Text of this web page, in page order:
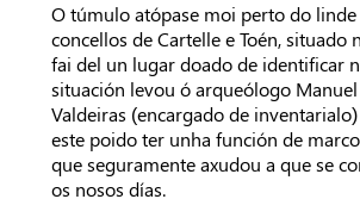
O túmulo atópase moi perto do linde
concellos de Cartelle e Toén, situado
fai del un lugar doado de identificar
situación levou ó arqueólogo Manuel
Valdeiras (encargado de
este poido ter unha función de
que seguramente axudou a que se
os nosos días.